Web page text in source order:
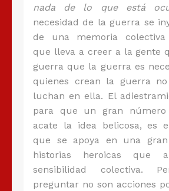
nada de lo que está
necesidad de la guerra se
de una memoria colectiva
que lleva a creer a la gente
guerra que la guerra es
quienes crean la guerra
luchan en ella. El
para que un gran número
acate la idea belicosa, es
que se apoya en una
historias heroicas que
sensibilidad colectiva.
preguntar no son acciones